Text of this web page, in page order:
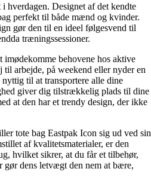
hverdagen. Designet af det kendte
perfekt til både mænd og kvinder.
gør den til en ideel følgesvend til
træningssessioner.
imødekomme behovene hos aktive
til arbejde, på weekend eller nyder en
til at transportere alle dine
giver dig tilstrækkelig plads til dine
at den har et trendy design, der ikke
tote bag Eastpak Icon sig ud ved sin
af kvalitetsmaterialer, er den
hvilket sikrer, at du får et tilbehør,
dens letvægt den nem at bære,